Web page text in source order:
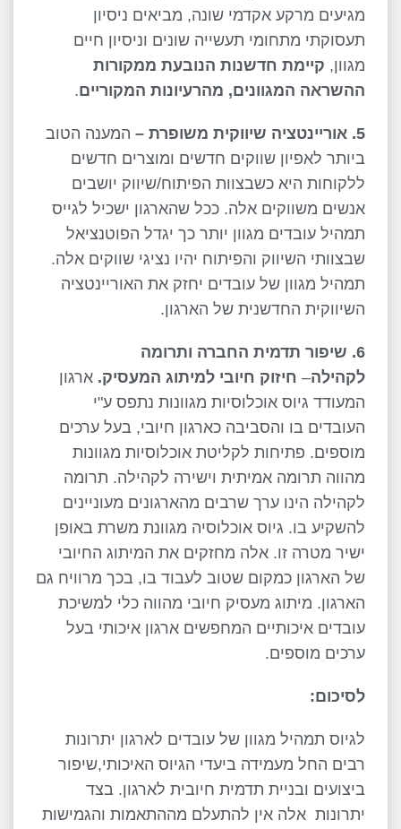
מגיעים מרקע אקדמי שונה, מביאים ניסיון
תעסוקתי מתחומי תעשייה שונים וניסיון חיים
מגוון, קיימת חדשנות הנובעת ממקורות
ההשראה המגוונים, מהרעיונות המקוריים.
5. אוריינטציה שיווקית משופרת –
המענה הטוב
ביותר לאפיון שווקים חדשים ומוצרים חדשים
ללקוחות היא כשבצוות הפיתוח/שיווק יושבים
אנשים משווקים אלה. ככל שהארגון ישכיל לגייס
תמהיל עובדים מגוון יותר כך יגדל הפוטנציאל
שבצוותי השיווק והפיתוח יהיו נציגי שווקים אלה.
תמהיל מגוון של עובדים יחזק את האוריינטציה
השיווקית החדשנית של הארגון.
6. שיפור תדמית החברה ותרומה
לקהילה– חיזוק חיובי למיתוג המעסיק. ארגון
המעודד גיוס אוכלוסיות מגוונות נתפס ע"י
העובדים בו והסביבה כארגון חיובי, בעל ערכים
מוספים. פתיחות לקליטת אוכלוסיות מגוונות
מהווה תרומה אמיתית וישירה לקהילה. תרומה
לקהילה הינו ערך שרבים מהארגונים מעוניינים
להשקיע בו. גיוס אוכלוסיה מגוונת משרת באופן
ישיר מטרה זו. אלה מחזקים את המיתוג החיובי
של הארגון כמקום שטוב לעבוד בו, בכך מרוויח גם
הארגון. מיתוג מעסיק חיובי מהווה כלי למשיכת
עובדים איכותיים המחפשים ארגון איכותי בעל
ערכים מוספים.
לסיכום:
לגיוס תמהיל מגוון של עובדים לארגון יתרונות
רבים החל מעמידה ביעדי הגיוס האיכותי,שיפור
ביצועים ובניית תדמית חיובית לארגון. בצד
יתרונות אלה אין להתעלם מההתאמות והגמישות